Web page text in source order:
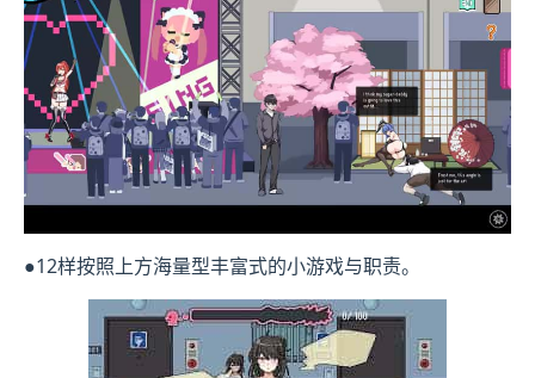
●12样按照上方海量型丰富式的小游戏与职责。